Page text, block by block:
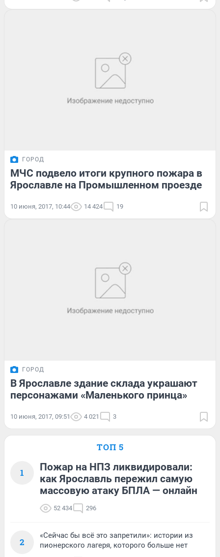
ГОРОД
МЧС подвело итоги крупного пожара в
Ярославле на Промышленном проезде
10 июня, 2017, 10:44 14 424 19
ГОРОД
В Ярославле здание склада украшают
персонажами «Маленького принца»
10 июня, 2017, 09:51 4 021 3
ТОП 5
1
Пожар на НПЗ ликвидировали:
как Ярославль пережил самую
массовую атаку БПЛА — онлайн
52 434 296
2
«Сейчас бы всё это запретили»: истории из
пионерского лагеря, которого больше нет